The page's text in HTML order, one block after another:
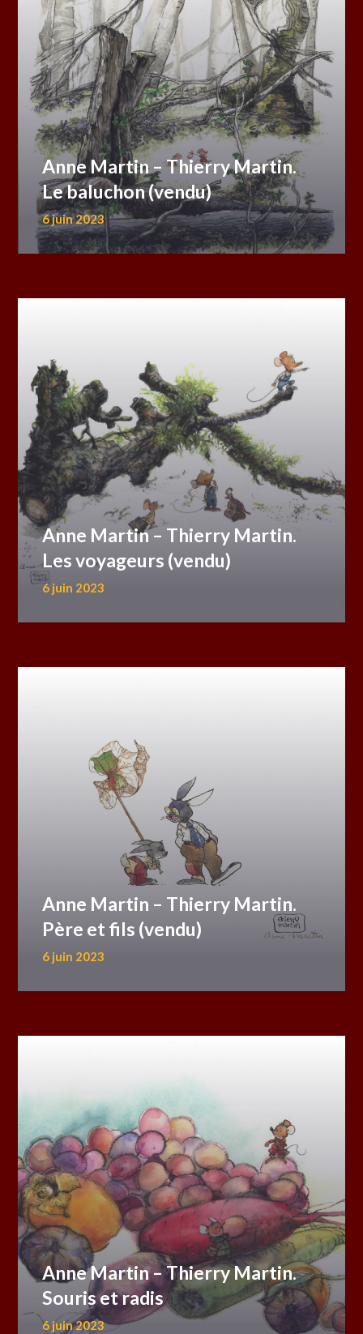
Anne Martin – Thierry Martin.
Le baluchon (vendu)
6 juin 2023
Anne Martin – Thierry Martin.
Les voyageurs (vendu)
6 juin 2023
Anne Martin – Thierry Martin.
Père et fils (vendu)
6 juin 2023
Anne Martin – Thierry Martin.
Souris et radis
6 juin 2023